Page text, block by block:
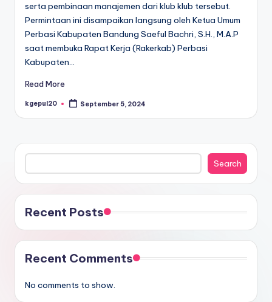
serta pembinaan manajemen dari klub klub tersebut.
Permintaan ini disampaikan langsung oleh Ketua Umum
Perbasi Kabupaten Bandung Saeful Bachri, S.H., M.A.P
saat membuka Rapat Kerja (Rakerkab) Perbasi
Kabupaten…
Read More
Posted
kgepul20 September 5, 2024
Search
Search
Recent Posts
Recent Comments
No comments to show.